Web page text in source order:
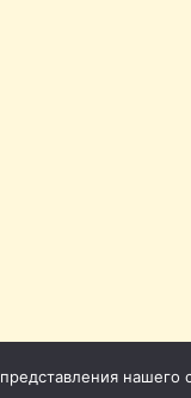
нашего